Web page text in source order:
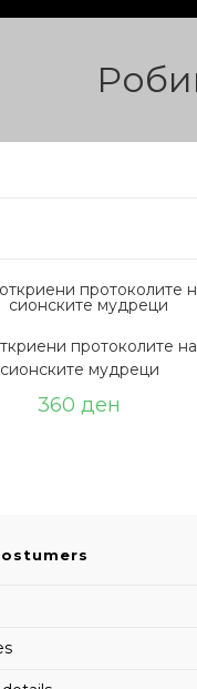
протоколите на
сионските мудреци
360 ден